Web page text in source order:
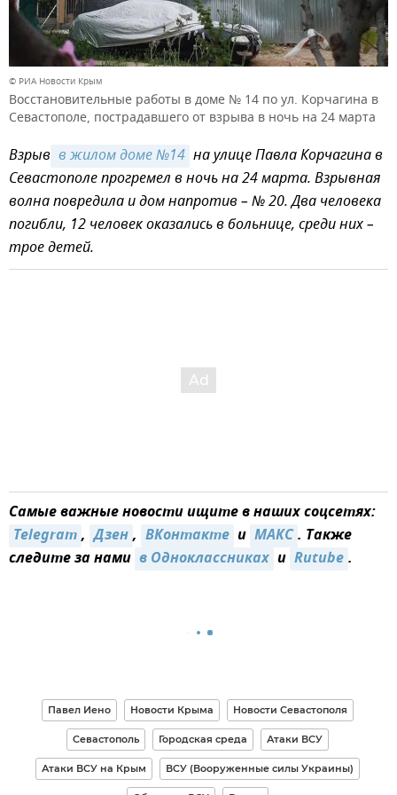
© РИА Новости Крым
Восстановительные работы в доме № 14 по ул. Корчагина в
Севастополе, пострадавшего от взрыва в ночь на 24 марта
Взрыв в жилом доме №14 на улице Павла Корчагина в
Севастополе прогремел в ночь на 24 марта. Взрывная
волна повредила и дом напротив – № 20. Два человека
погибли, 12 человек оказались в больнице, среди них –
трое детей.
Самые важные новости ищите в наших соцсетях:
Telegram, Дзен, ВКонтакте и MAКС. Также
следите за нами в Одноклассниках и Rutube.
Павел Иено Новости Крыма Новости Севастополя
Севастополь Городская среда Атаки ВСУ
Атаки ВСУ на Крым ВСУ (Вооруженные силы Украины)